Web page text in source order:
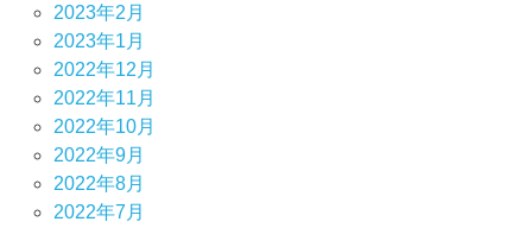
2023年2月
2023年1月
2022年12月
2022年11月
2022年10月
2022年9月
2022年8月
2022年7月